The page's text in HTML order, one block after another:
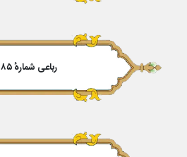
رباعی شمارهٔ ۸۵